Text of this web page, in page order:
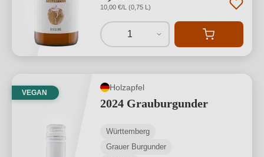
10,00 €/L (0,75 L)
1
VEGAN
Holzapfel
2024 Grauburgunder
Württemberg
Grauer Burgunder